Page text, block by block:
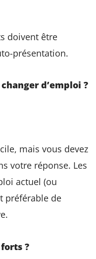
doivent être
présentation.
d’emploi ?
mais vous devez
votre réponse. Les
actuel (ou
préférable de
?